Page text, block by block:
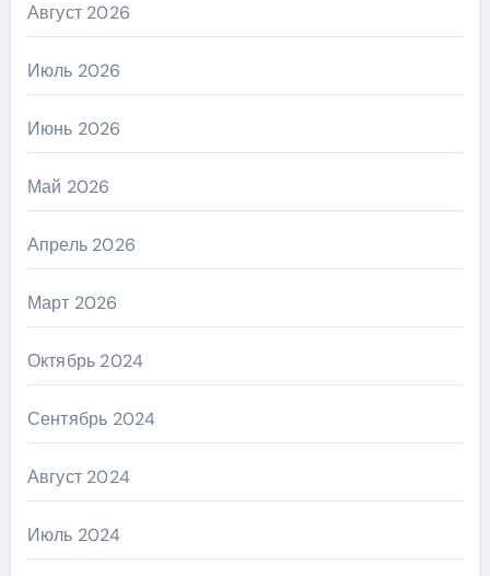
Август 2026
Июль 2026
Июнь 2026
Май 2026
Апрель 2026
Март 2026
Октябрь 2024
Сентябрь 2024
Август 2024
Июль 2024